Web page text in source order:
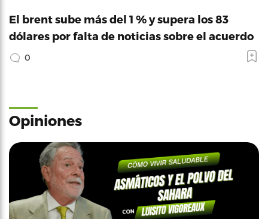
El brent sube más del 1 % y supera los 83
dólares por falta de noticias sobre el acuerdo
0
Opiniones